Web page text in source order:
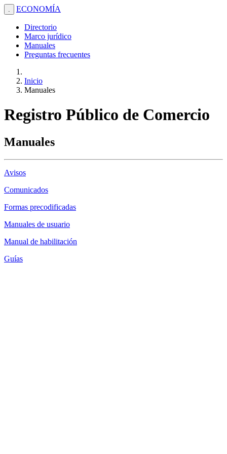
. ECONOMÍA
Directorio
Marco jurídico
Manuales
Preguntas frecuentes
Inicio
Manuales
Registro Público de Comercio
Manuales
Avisos
Comunicados
Formas precodificadas
Manuales de usuario
Manual de habilitación
Guías